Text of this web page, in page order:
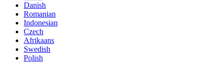
Danish
Romanian
Indonesian
Czech
Afrikaans
Swedish
Polish